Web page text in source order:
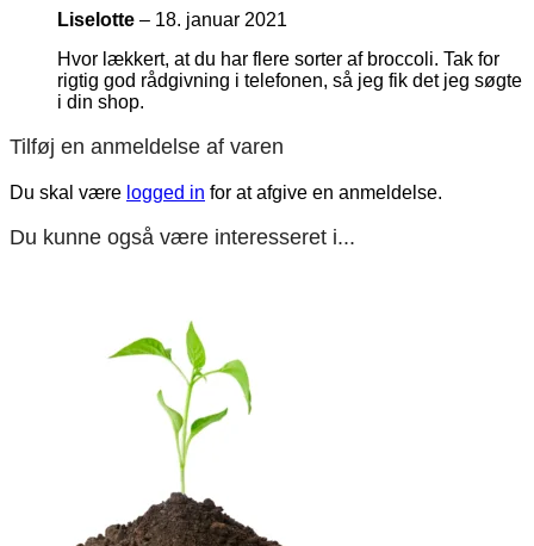
Liselotte – 18. januar 2021
Hvor lækkert, at du har flere sorter af broccoli. Tak for
rigtig god rådgivning i telefonen, så jeg fik det jeg søgte
i din shop.
Tilføj en anmeldelse af varen
Du skal være logged in for at afgive en anmeldelse.
Du kunne også være interesseret i...